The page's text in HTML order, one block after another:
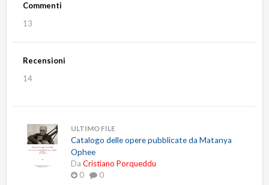
Commenti
13
Recensioni
14
ULTIMO FILE
Catalogo delle opere pubblicate da Matanya
Ophee
Da Cristiano Porqueddu
0
0